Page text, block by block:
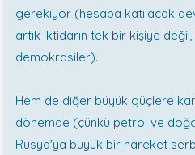
gerekiyor (hesaba katılacak
artık iktidarın tek bir kişiye
demokrasiler).
Hem de diğer büyük güçlere
dönemde (çünkü petrol ve
Rusya'ya büyük bir hareket